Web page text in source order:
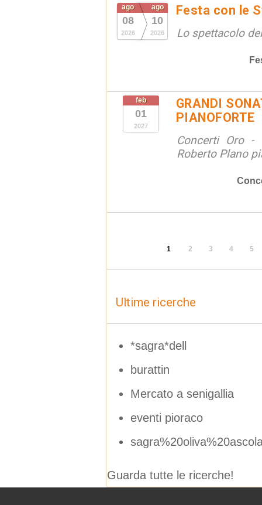
ago
08
2026
ago
10
2026
Festa con le
Lo spettacolo
feb
01
2027
GRANDI
PIANOFORTE
Concerti Oro -
Roberto Plano
1 2 3 4 5
Ultime ricerche
*sagra*dell
burattin
Mercato a senigallia
eventi pioraco
Guarda tutte le ricerche!